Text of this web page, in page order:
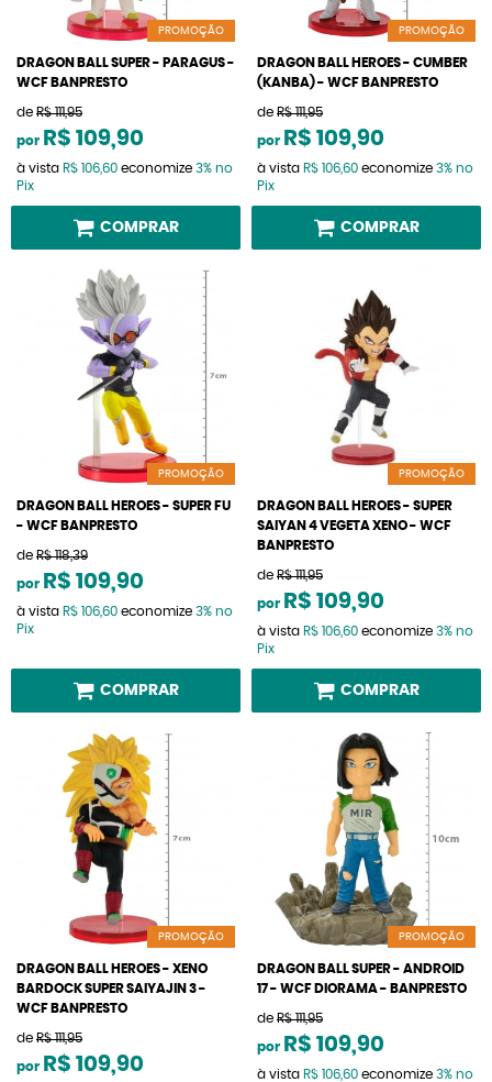
PROMOÇÃO
DRAGON BALL SUPER - PARAGUS -
WCF BANPRESTO
de R$ 111,95
por R$ 109,90
à vista R$ 106,60 economize 3% no
Pix
COMPRAR
PROMOÇÃO
DRAGON BALL HEROES - CUMBER
(KANBA) - WCF BANPRESTO
de R$ 111,95
por R$ 109,90
à vista R$ 106,60 economize 3% no
Pix
COMPRAR
PROMOÇÃO
DRAGON BALL HEROES - SUPER FU
- WCF BANPRESTO
de R$ 118,39
por R$ 109,90
à vista R$ 106,60 economize 3% no
Pix
COMPRAR
PROMOÇÃO
DRAGON BALL HEROES - SUPER
SAIYAN 4 VEGETA XENO - WCF
BANPRESTO
de R$ 111,95
por R$ 109,90
à vista R$ 106,60 economize 3% no
Pix
COMPRAR
PROMOÇÃO
DRAGON BALL HEROES - XENO
BARDOCK SUPER SAIYAJIN 3 -
WCF BANPRESTO
de R$ 111,95
por R$ 109,90
PROMOÇÃO
DRAGON BALL SUPER - ANDROID
17 - WCF DIORAMA - BANPRESTO
de R$ 111,95
por R$ 109,90
à vista R$ 106,60 economize 3% no